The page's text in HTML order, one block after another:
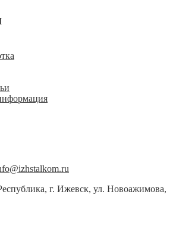
г. Ижевск, ул. Новоажимова,